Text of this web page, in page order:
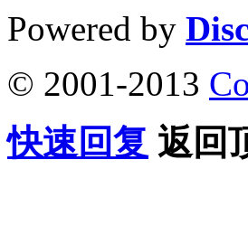
Powered by
© 2001-2013
快速回复 返回